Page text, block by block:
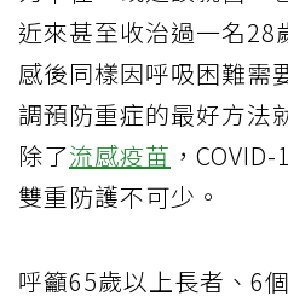
近來甚至收治過一名28
感後同樣因呼吸困難需
調預防重症的最好方法
除了流感疫苗 ，
雙重防護不可少。
呼籲65歲以上長者、6